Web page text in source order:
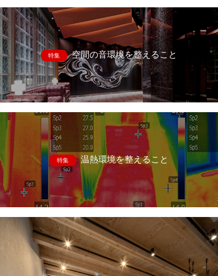
特集 空間の音環境を整えること
特集 温熱環境を整えること